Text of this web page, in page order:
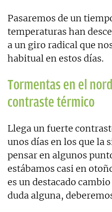
Pasaremos de un
temperaturas han
a un giro radical que
habitual en estos días.
Tormentas en el
contraste térmico
Llega un fuerte
unos días en los que la
pensar en algunos
estábamos casi en
es un destacado
duda alguna,